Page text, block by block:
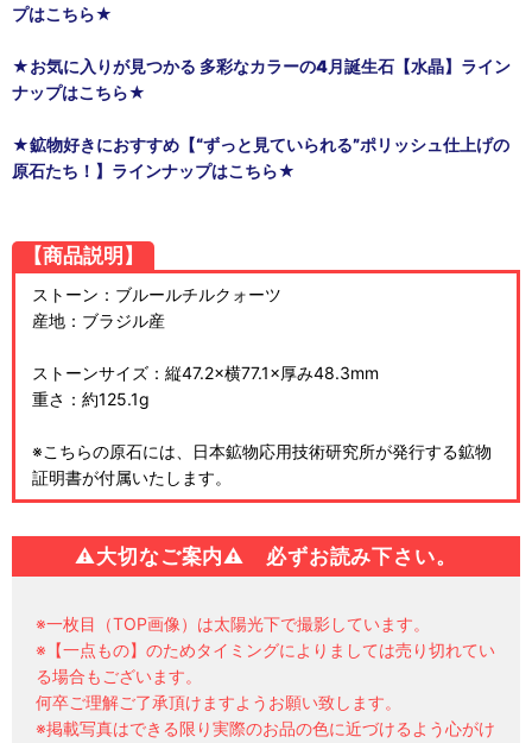
プはこちら★
★お気に入りが見つかる 多彩なカラーの4月誕生石【水晶】ライン
ナップはこちら★
★鉱物好きにおすすめ【“ずっと見ていられる”ポリッシュ仕上げの
原石たち！】ラインナップはこちら★
【商品説明】
ストーン：ブルールチルクォーツ
産地：ブラジル産
ストーンサイズ：縦47.2×横77.1×厚み48.3mm
重さ：約125.1g
※こちらの原石には、日本鉱物応用技術研究所が発行する鉱物
証明書が付属いたします。
⚠大切なご案内⚠ 必ずお読み下さい。
※一枚目（TOP画像）は太陽光下で撮影しています。
※【一点もの】のためタイミングによりましては売り切れてい
る場合もございます。
何卒ご理解ご了承頂けますようお願い致します。
※掲載写真はできる限り実際のお品の色に近づけるよう心がけ